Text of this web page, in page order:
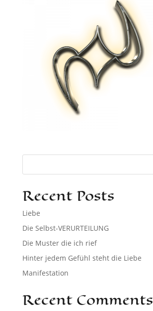
Recent Posts
Liebe
Die Selbst-VERURTEILUNG
Die Muster die ich rief
Hinter jedem Gefühl steht die Liebe
Manifestation
Recent Comments